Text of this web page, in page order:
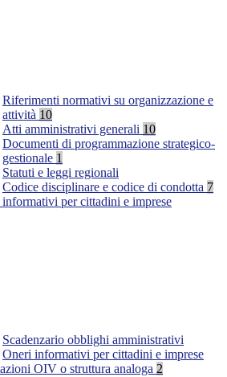
Riferimenti normativi su organizzazione e
attività 10
Atti amministrativi generali 10
Documenti di programmazione strategico-
gestionale 1
Statuti e leggi regionali
Codice disciplinare e codice di condotta 7
per cittadini e imprese
Scadenzario obblighi amministrativi
Oneri informativi per cittadini e imprese
OIV o struttura analoga 2